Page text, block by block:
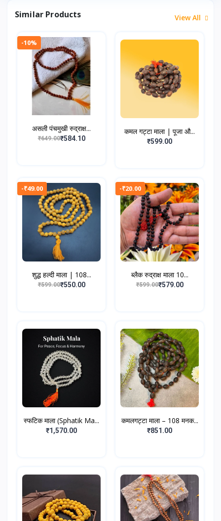
Similar Products View All
-10%
असली पंचमुखी रुद्राक्ष...
₹649.00₹584.10
कमल गट्टा माला | पूजा औ...
₹599.00
-₹49.00
शुद्ध हल्दी माला | 108...
₹599.00₹550.00
-₹20.00
ब्लैक रुद्राक्ष माला 10...
₹599.00₹579.00
स्फटिक माला (Sphatik Ma...
₹1,570.00
कमलगट्टा माला – 108 मनक...
₹851.00